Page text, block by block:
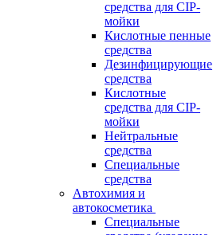
средства для CIP-
мойки
Кислотные пенные
средства
Дезинфицирующие
средства
Кислотные
средства для CIP-
мойки
Нейтральные
средства
Специальные
средства
Автохимия и
автокосметика
Специальные